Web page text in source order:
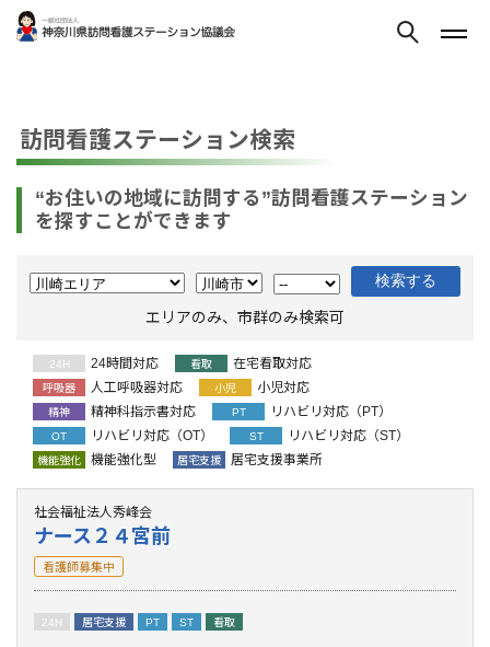
訪問看護ステーション検索
“お住いの地域に訪問する”訪問看護ステーション
を探すことができます
エリアのみ、市群のみ検索可
24H 24時間対応 看取 在宅看取対応
呼吸器 人工呼吸器対応 小児 小児対応
精神 精神科指示書対応 PT リハビリ対応（PT）
OT リハビリ対応（OT） ST リハビリ対応（ST）
機能強化 機能強化型 居宅支援 居宅支援事業所
社会福祉法人秀峰会
ナース２４宮前
看護師募集中
24H 居宅支援 PT ST 看取